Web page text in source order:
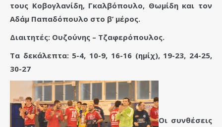
τους Κοβογλανίδη, Γκαλβόπουλο, Θωμίδη και τον
Αδάμ Παπαδόπουλο στο β’ μέρος.
Διαιτητές: Ουζούνης – Τζαφερόπουλος.
Τα δεκάλεπτα: 5-4, 10-9, 16-16 (ημίχ), 19-23, 24-25,
30-27
Οι συνθέσεις